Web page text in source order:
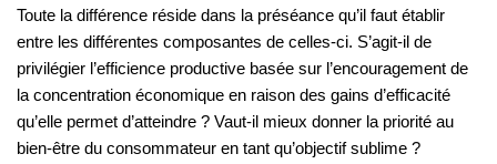
Toute la différence réside dans la préséance qu’il faut établir
entre les différentes composantes de celles-ci. S’agit-il de
privilégier l’efficience productive basée sur l’encouragement de
la concentration économique en raison des gains d’efficacité
qu’elle permet d’atteindre ? Vaut-il mieux donner la priorité au
bien-être du consommateur en tant qu’objectif sublime ?